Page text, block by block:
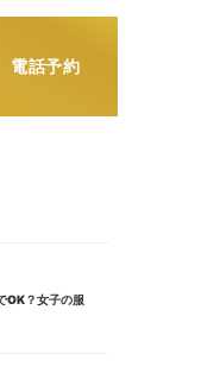
電話予約
OK？女子の服